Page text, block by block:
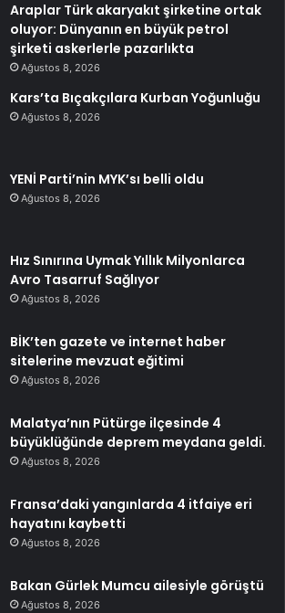
Araplar Türk akaryakıt şirketine ortak
oluyor: Dünyanın en büyük petrol
şirketi askerlerle pazarlıkta
Ağustos 8, 2026
Kars’ta Bıçakçılara Kurban Yoğunluğu
Ağustos 8, 2026
YENİ Parti’nin MYK’sı belli oldu
Ağustos 8, 2026
Hız Sınırına Uymak Yıllık Milyonlarca
Avro Tasarruf Sağlıyor
Ağustos 8, 2026
BİK’ten gazete ve internet haber
sitelerine mevzuat eğitimi
Ağustos 8, 2026
Malatya’nın Pütürge ilçesinde 4
büyüklüğünde deprem meydana geldi.
Ağustos 8, 2026
Fransa’daki yangınlarda 4 itfaiye eri
hayatını kaybetti
Ağustos 8, 2026
Bakan Gürlek Mumcu ailesiyle görüştü
Ağustos 8, 2026